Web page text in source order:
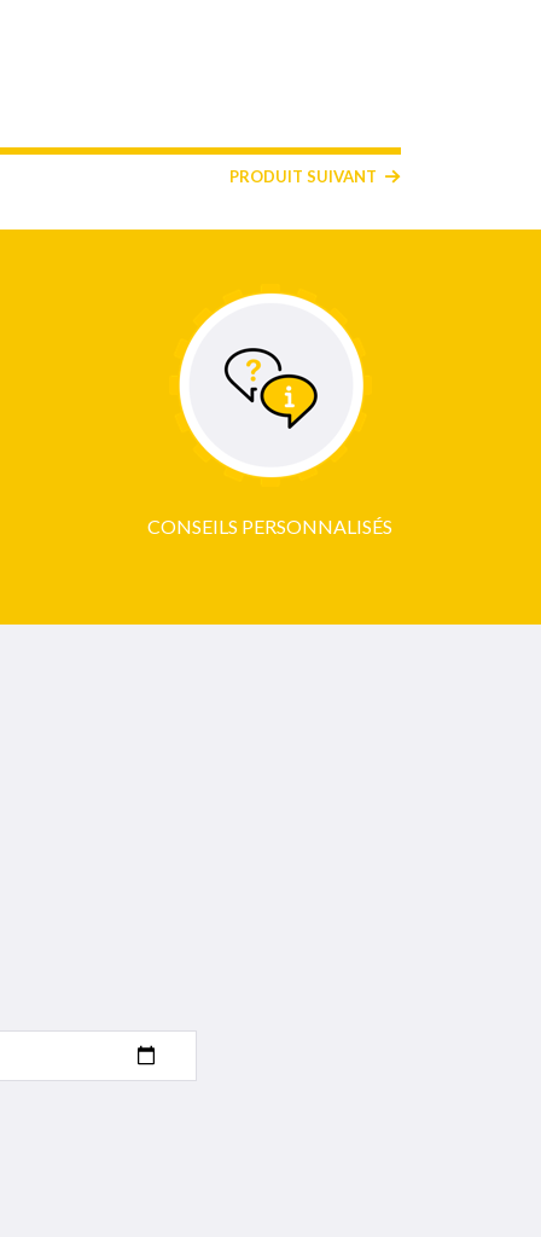
PRODUIT SUIVANT
CONSEILS PERSONNALISÉS